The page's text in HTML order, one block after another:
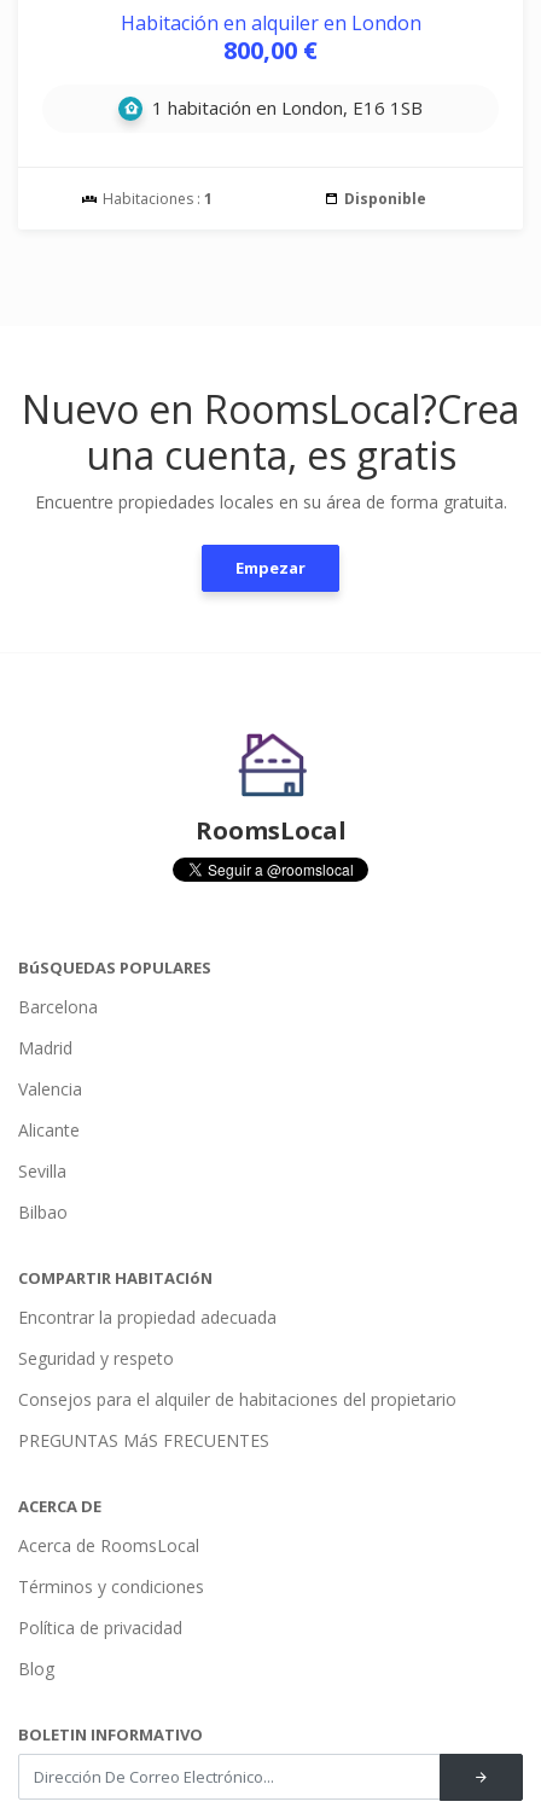
Habitación en alquiler en London
800,00 €
1 habitación en London, E16 1SB
Habitaciones : 1 Disponible
Nuevo en RoomsLocal?Crea
una cuenta, es gratis
Encuentre propiedades locales en su área de forma gratuita.
Empezar
RoomsLocal
BúSQUEDAS POPULARES
Barcelona
Madrid
Valencia
Alicante
Sevilla
Bilbao
COMPARTIR HABITACIóN
Encontrar la propiedad adecuada
Seguridad y respeto
Consejos para el alquiler de habitaciones del propietario
PREGUNTAS MáS FRECUENTES
ACERCA DE
Acerca de RoomsLocal
Términos y condiciones
Política de privacidad
Blog
BOLETIN INFORMATIVO